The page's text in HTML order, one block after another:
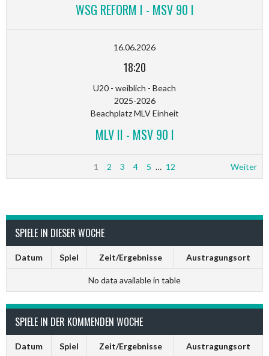
WSG REFORM I - MSV 90 I
16.06.2026
18:20
U20 - weiblich - Beach
2025-2026
Beachplatz MLV Einheit
MLV II - MSV 90 I
1 2 3 4 5 … 12 Weiter
SPIELE IN DIESER WOCHE
Datum Spiel Zeit/Ergebnisse Austragungsort
No data available in table
SPIELE IN DER KOMMENDEN WOCHE
Datum Spiel Zeit/Ergebnisse Austragungsort